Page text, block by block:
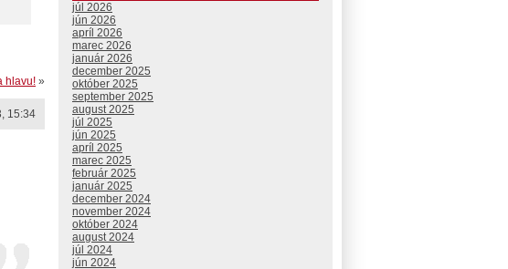
hlavu! »
15:34
júl 2026
jún 2026
apríl 2026
marec 2026
január 2026
december 2025
október 2025
september 2025
august 2025
júl 2025
jún 2025
apríl 2025
marec 2025
február 2025
január 2025
december 2024
november 2024
október 2024
august 2024
júl 2024
jún 2024